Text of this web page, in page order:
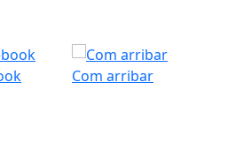
Com arribar